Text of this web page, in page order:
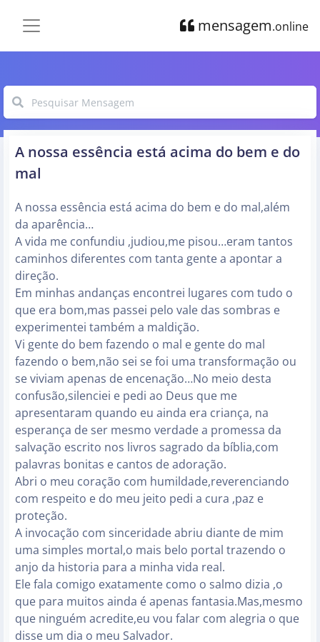
mensagem.online
A nossa essência está acima do bem e do
mal
A nossa essência está acima do bem e do mal,além
da aparência…
A vida me confundiu ,judiou,me pisou…eram tantos
caminhos diferentes com tanta gente a apontar a
direção.
Em minhas andanças encontrei lugares com tudo o
que era bom,mas passei pelo vale das sombras e
experimentei também a maldição.
Vi gente do bem fazendo o mal e gente do mal
fazendo o bem,não sei se foi uma transformação ou
se viviam apenas de encenação…No meio desta
confusão,silenciei e pedi ao Deus que me
apresentaram quando eu ainda era criança, na
esperança de ser mesmo verdade a promessa da
salvação escrito nos livros sagrado da bíblia,com
palavras bonitas e cantos de adoração.
Abri o meu coração com humildade,reverenciando
com respeito e do meu jeito pedi a cura ,paz e
proteção.
A invocação com sinceridade abriu diante de mim
uma simples mortal,o mais belo portal trazendo o
anjo da historia para a minha vida real.
Ele fala comigo exatamente como o salmo dizia ,o
que para muitos ainda é apenas fantasia.Mas,mesmo
que ninguém acredite,eu vou falar com alegria o que
disse um dia o meu Salvador.